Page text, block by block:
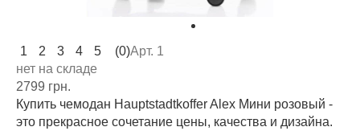
1 2 3 4 5 (0)Арт. 1
нет на складе
2799 грн.
Купить чемодан Hauptstadtkoffer Alex Мини розовый -
это прекрасное сочетание цены, качества и дизайна.